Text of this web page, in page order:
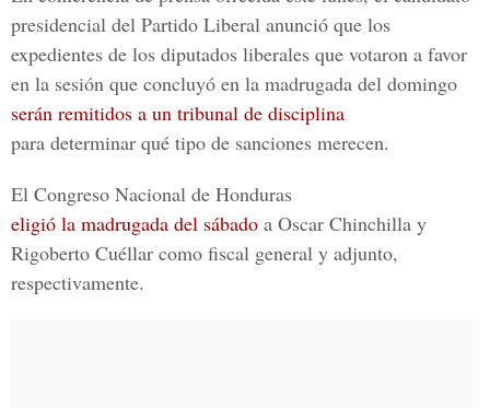
presidencial del Partido Liberal anunció que los
expedientes de los diputados liberales que votaron a favor
en la sesión que concluyó en la madrugada del domingo
serán remitidos a un tribunal de disciplina
para determinar qué tipo de sanciones merecen.
El Congreso Nacional de Honduras
eligió la madrugada del sábado a Oscar Chinchilla y
Rigoberto Cuéllar como fiscal general y adjunto,
respectivamente.